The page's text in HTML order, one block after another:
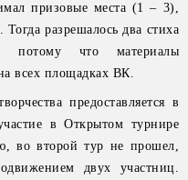
призовые места (1 – 3),
разрешалось два стиха
потому что материалы
всех площадках ВК.
предоставляется в
в Открытом турнире
во второй тур не прошел,
двух участниц.